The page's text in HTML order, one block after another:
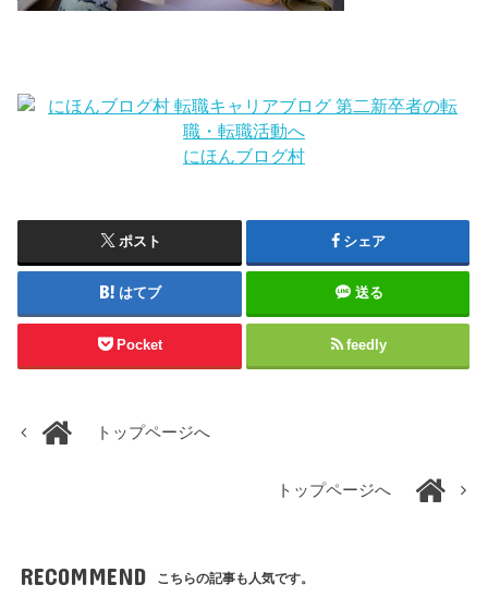
にほんブログ村
ポスト シェア
はてブ 送る
Pocket feedly
トップページへ
トップページへ
RECOMMEND こちらの記事も人気です。